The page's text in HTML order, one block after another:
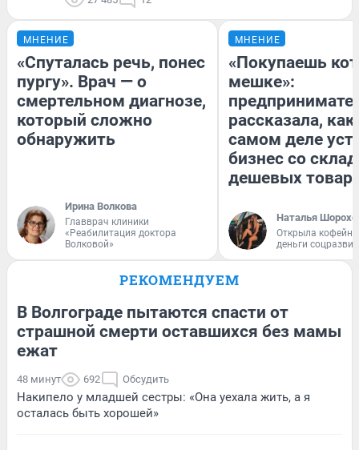
МНЕНИЕ
«Спуталась речь, понес
пургу». Врач — о
смертельном диагнозе,
который сложно
обнаружить
Ирина Волкова
Главврач клиники
«Реабилитация доктора
Волковой»
МНЕНИЕ
«Покупаешь
мешке»:
рассказала, как
самом деле
бизнес со
дешевых
Наталья
Открыла
деньги
РЕКОМЕНДУЕМ
В Волгограде пытаются спасти от
страшной смерти оставшихся без мамы
ежат
48 минут 692 Обсудить
Накипело у младшей сестры: «Она уехала жить, а я
осталась быть хорошей»